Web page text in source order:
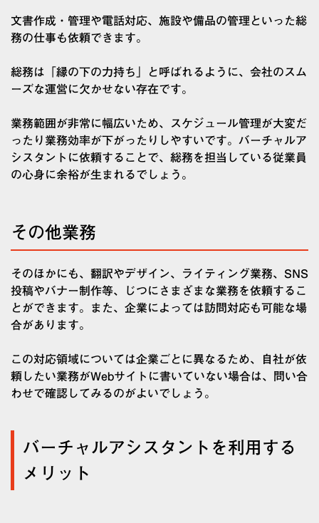
文書作成・管理や電話対応、施設や備品の管理といった総
務の仕事も依頼できます。
総務は「縁の下の力持ち」と呼ばれるように、会社のスム
ーズな運営に欠かせない存在です。
業務範囲が非常に幅広いため、スケジュール管理が大変だ
ったり業務効率が下がったりしやすいです。バーチャルア
シスタントに依頼することで、総務を担当している従業員
の心身に余裕が生まれるでしょう。
その他業務
そのほかにも、翻訳やデザイン、ライティング業務、SNS
投稿やバナー制作等、じつにさまざまな業務を依頼するこ
とができます。また、企業によっては訪問対応も可能な場
合があります。
この対応領域については企業ごとに異なるため、自社が依
頼したい業務がWebサイトに書いていない場合は、問い合
わせで確認してみるのがよいでしょう。
バーチャルアシスタントを利用する
メリット